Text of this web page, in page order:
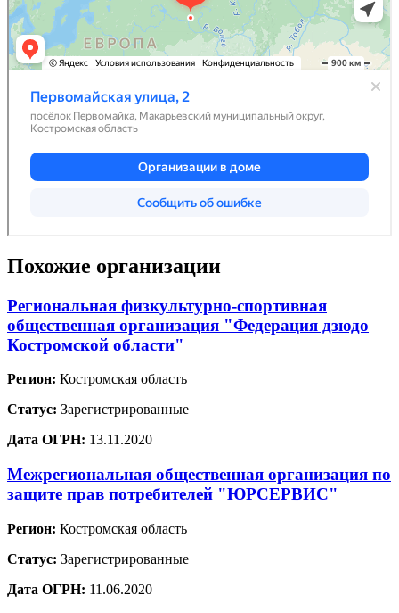
Похожие организации
Региональная физкультурно-спортивная
общественная организация "Федерация дзюдо
Костромской области"
Регион: Костромская область
Статус: Зарегистрированные
Дата ОГРН: 13.11.2020
Межрегиональная общественная организация по
защите прав потребителей "ЮРСЕРВИС"
Регион: Костромская область
Статус: Зарегистрированные
Дата ОГРН: 11.06.2020